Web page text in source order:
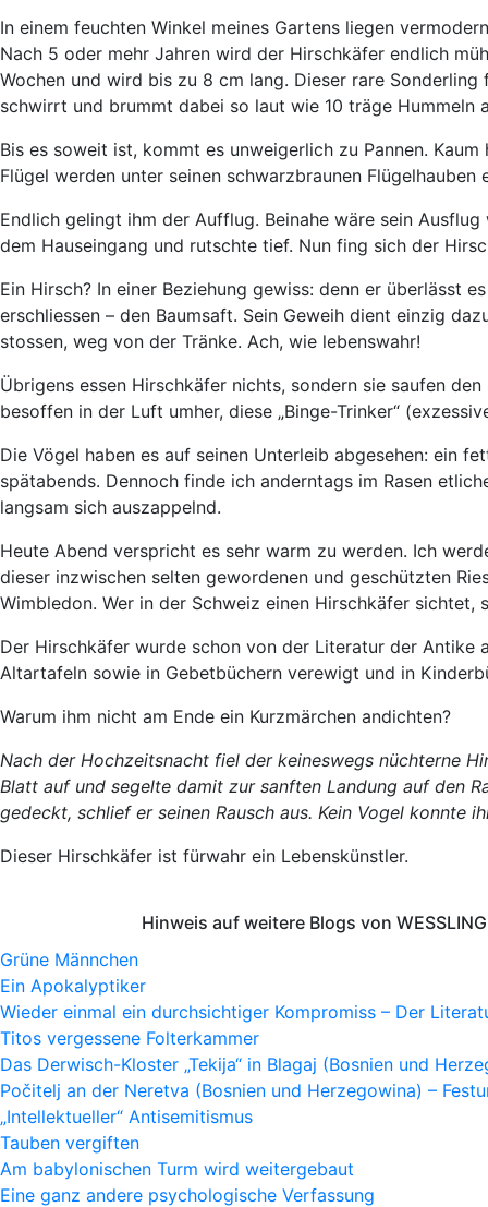
In einem feuchten Winkel meines Gartens liegen
Nach 5 oder mehr Jahren wird der Hirschkäfer endlich
Wochen und wird bis zu 8 cm lang. Dieser rare
schwirrt und brummt dabei so laut wie 10 träge Hummeln
Bis es soweit ist, kommt es unweigerlich zu Pannen.
Flügel werden unter seinen schwarzbraunen
Endlich gelingt ihm der Aufflug. Beinahe wäre sein
dem Hauseingang und rutschte tief. Nun fing sich der
Ein Hirsch? In einer Beziehung gewiss: denn er überlässt
erschliessen – den Baumsaft. Sein Geweih dient einzig
stossen, weg von der Tränke. Ach, wie lebenswahr!
Übrigens essen Hirschkäfer nichts, sondern sie saufen
besoffen in der Luft umher, diese „Binge-Trinker“
Die Vögel haben es auf seinen Unterleib abgesehen: ein
spätabends. Dennoch finde ich anderntags im Rasen
langsam sich auszappelnd.
Heute Abend verspricht es sehr warm zu werden. Ich
dieser inzwischen selten gewordenen und geschützten
Wimbledon. Wer in der Schweiz einen Hirschkäfer sichtet,
Der Hirschkäfer wurde schon von der Literatur der
Altartafeln sowie in Gebetbüchern verewigt und in
Warum ihm nicht am Ende ein Kurzmärchen andichten?
Nach der Hochzeitsnacht fiel der keineswegs nüchterne
Blatt auf und segelte damit zur sanften Landung auf den
gedeckt, schlief er seinen Rausch aus. Kein Vogel konnte
Dieser Hirschkäfer ist fürwahr ein Lebenskünstler.
Hinweis auf weitere Blogs von
Grüne Männchen
Ein Apokalyptiker
Wieder einmal ein durchsichtiger Kompromiss – Der
Titos vergessene Folterkammer
Das Derwisch-Kloster „Tekija“ in Blagaj (Bosnien und
Počitelj an der Neretva (Bosnien und Herzegowina) –
„Intellektueller“ Antisemitismus
Tauben vergiften
Am babylonischen Turm wird weitergebaut
Eine ganz andere psychologische Verfassung